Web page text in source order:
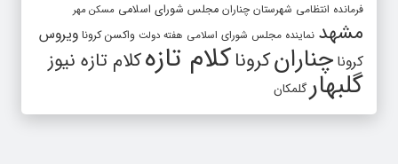
فرمانده انتظامی شهرستان چناران مجلس شورای اسلامی مسکن مهر
مشهد نماینده مجلس شورای اسلامی هفته دولت واکسن کرونا ویروس
کرونا چنارانکروناکلام تازهکلام تازه نیوز
گلبهارگلمکان